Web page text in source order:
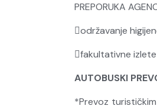
PREPORUKA
održavanje
fakultativne
AUTOBUSKI
*Prevoz